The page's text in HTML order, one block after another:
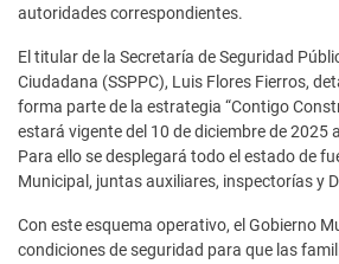
autoridades correspondientes.
El titular de la Secretaría de Seguridad
Ciudadana (SSPPC), Luis Flores Fierros,
forma parte de la estrategia “Contigo
estará vigente del 10 de diciembre de 2025
Para ello se desplegará todo el estado de
Municipal, juntas auxiliares, inspectorías y
Con este esquema operativo, el Gobierno
condiciones de seguridad para que las